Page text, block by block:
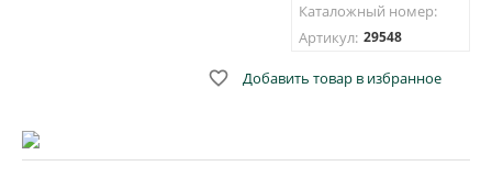
Каталожный номер:
Артикул: 29548
 Добавить товар в избранное